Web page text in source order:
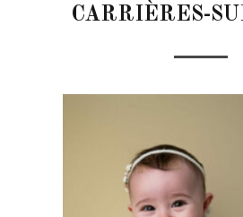
CARRIÈRES-